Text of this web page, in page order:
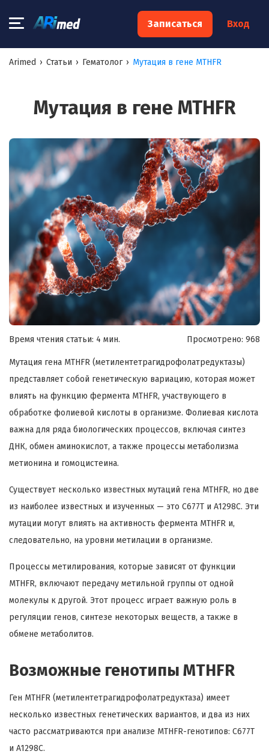
Записаться Вход
Arimed › Статьи › Гематолог › Мутация в гене MTHFR
Мутация в гене MTHFR
Время чтения статьи: 4 мин. Просмотрено: 968
Мутация гена MTHFR (метилентетрагидрофолатредуктазы)
представляет собой генетическую вариацию, которая может
влиять на функцию фермента MTHFR, участвующего в
обработке фолиевой кислоты в организме. Фолиевая кислота
важна для ряда биологических процессов, включая синтез
ДНК, обмен аминокислот, а также процессы метаболизма
метионина и гомоцистеина.
Существует несколько известных мутаций гена MTHFR, но две
из наиболее известных и изученных — это C677T и A1298C. Эти
мутации могут влиять на активность фермента MTHFR и,
следовательно, на уровни метилации в организме.
Процессы метилирования, которые зависят от функции
MTHFR, включают передачу метильной группы от одной
молекулы к другой. Этот процесс играет важную роль в
регуляции генов, синтезе некоторых веществ, а также в
обмене метаболитов.
Возможные генотипы MTHFR
Ген MTHFR (метилентетрагидрофолатредуктаза) имеет
несколько известных генетических вариантов, и два из них
часто рассматриваются при анализе MTHFR-генотипов: C677T
и A1298C.
×
Запишитесь на консультацию к
Ваше имя:*
Ваш телефон:*
Ваш e-mail:*
Я согласен на обработку моих персональных данных